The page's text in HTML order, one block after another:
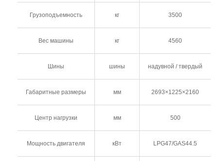
Грузоподъемность кг 3500
Вес машины кг 4560
Шины шины надувной / твердый
Габаритные размеры мм 2693×1225×2160
Центр нагрузки мм 500
Мощность двигателя кВт LPG47/GAS44.5